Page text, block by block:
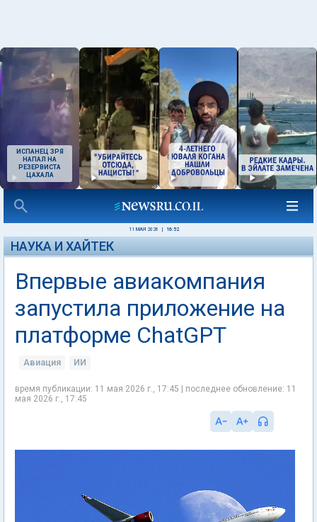
ИСПАНЕЦ ЗРЯ
НАПАЛ НА
РЕЗЕРВИСТА
ЦАХАЛА
11 МАЯ 2026 16:52
НАУКА И ХАЙТЕК
Впервые авиакомпания
запустила приложение на
платформе ChatGPT
Авиация ИИ
время публикации: 11 мая 2026 г., 17:45 | последнее обновление: 11
мая 2026 г., 17:45